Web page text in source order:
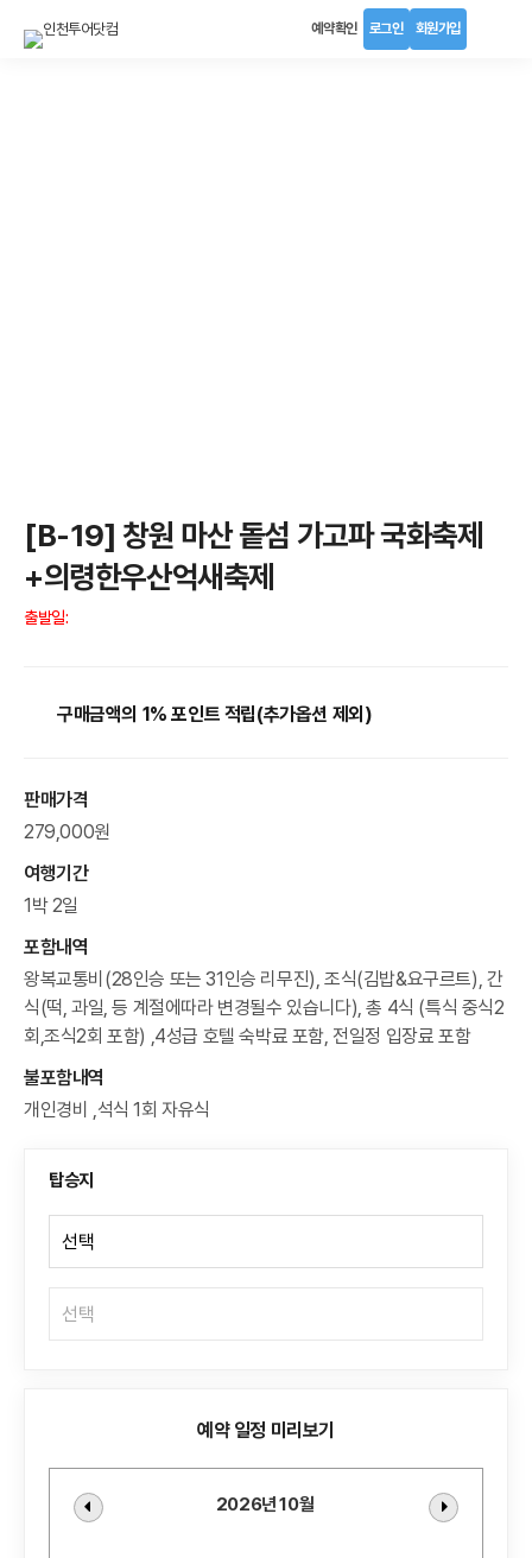
예약확인 로그인 회원가입
[B-19] 창원 마산 돝섬 가고파 국화축제
+의령한우산억새축제
출발일:
구매금액의 1% 포인트 적립(추가옵션 제외)
판매가격
279,000원
여행기간
1박 2일
포함내역
왕복교통비(28인승 또는 31인승 리무진), 조식(김밥&요구르트), 간
식(떡, 과일, 등 계절에따라 변경될수 있습니다), 총 4식 (특식 중식2
회,조식2회 포함) ,4성급 호텔 숙박료 포함, 전일정 입장료 포함
불포함내역
개인경비 ,석식 1회 자유식
탑승지
예약 일정 미리보기
2026년 10월